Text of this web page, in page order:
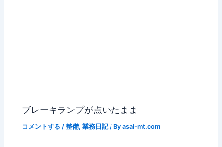
ブレーキランプが点いたまま
コメントする /整備,業務日記/ Byasai-mt.com